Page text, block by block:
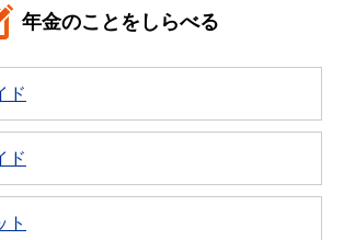
年金のことをしらべる
ド
ド
ト